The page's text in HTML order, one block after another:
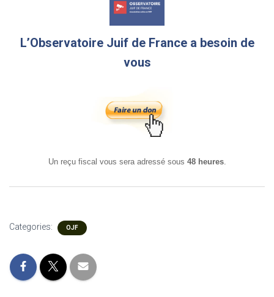
L’Observatoire Juif de France a besoin de
vous
Un reçu fiscal vous sera adressé sous 48 heures.
Categories: OJF